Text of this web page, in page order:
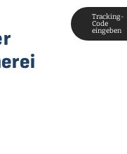
Tracking-
Code
eingeben